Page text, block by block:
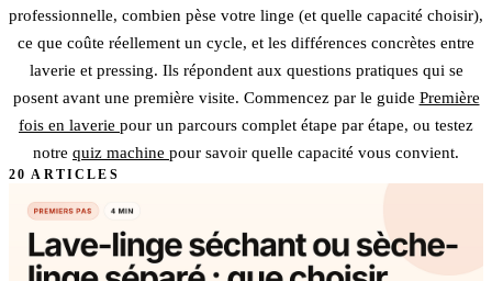
professionnelle, combien pèse votre linge (et quelle capacité choisir),
ce que coûte réellement un cycle, et les différences concrètes entre
laverie et pressing. Ils répondent aux questions pratiques qui se
posent avant une première visite. Commencez par le guide Première
fois en laverie pour un parcours complet étape par étape, ou testez
notre quiz machine pour savoir quelle capacité vous convient.
20 ARTICLES